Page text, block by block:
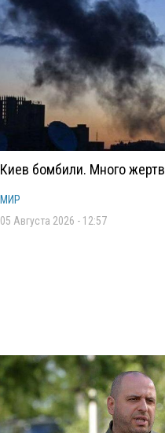
Киев бомбили. Много жертв
МИР
05 Августа 2026 - 12:57